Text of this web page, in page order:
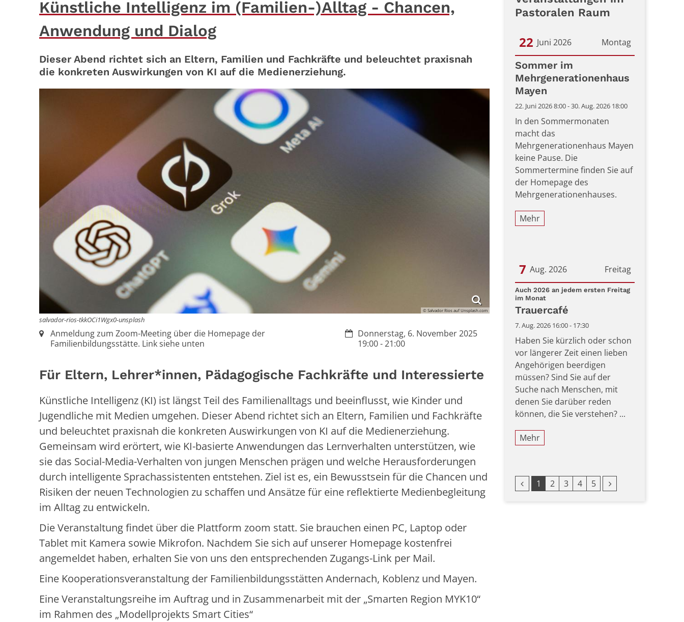
Künstliche Intelligenz im (Familien-)Alltag - Chancen,
Anwendung und Dialog
Dieser Abend richtet sich an Eltern, Familien und Fachkräfte und beleuchtet praxisnah
die konkreten Auswirkungen von KI auf die Medienerziehung.
© Salvador Rios auf Unsplash.com
salvador-rios-tkkOCi1Wgx0-unsplash
Datum:Donnerstag, 6. November 2025
19:00 - 21:00
Ort:Anmeldung zum Zoom-Meeting über die Homepage der
Familienbildungsstätte. Link siehe unten
Für Eltern, Lehrer*innen, Pädagogische Fachkräfte und Interessierte
Künstliche Intelligenz (KI) ist längst Teil des Familienalltags und beeinflusst, wie Kinder und
Jugendliche mit Medien umgehen. Dieser Abend richtet sich an Eltern, Familien und Fachkräfte
und beleuchtet praxisnah die konkreten Auswirkungen von KI auf die Medienerziehung.
Gemeinsam wird erörtert, wie KI-basierte Anwendungen das Lernverhalten unterstützen, wie
sie das Social-Media-Verhalten von jungen Menschen prägen und welche Herausforderungen
durch intelligente Sprachassistenten entstehen. Ziel ist es, ein Bewusstsein für die Chancen und
Risiken der neuen Technologien zu schaffen und Ansätze für eine reflektierte Medienbegleitung
im Alltag zu entwickeln.
Die Veranstaltung findet über die Plattform zoom statt. Sie brauchen einen PC, Laptop oder
Tablet mit Kamera sowie Mikrofon. Nachdem Sie sich auf unserer Homepage kostenfrei
angemeldet haben, erhalten Sie von uns den entsprechenden Zugangs-Link per Mail.
Eine Kooperationsveranstaltung der Familienbildungsstätten Andernach, Koblenz und Mayen.
Eine Veranstaltungsreihe im Auftrag und in Zusammenarbeit mit der „Smarten Region MYK10“
im Rahmen des „Modellprojekts Smart Cities“
Pastoralen Raum
Montag
22 Juni 2026
Datum: 22. Juni 2026
Sommer im
Mehrgenerationenhaus
Mayen
22. Juni 2026 8:00 - 30. Aug. 2026 18:00
In den Sommermonaten
macht das
Mehrgenerationenhaus Mayen
keine Pause. Die
Sommertermine finden Sie auf
der Homepage des
Mehrgenerationenhauses.
Mehr
Freitag
7 Aug. 2026
Datum: 7. August 2026
Auch 2026 an jedem ersten Freitag
im Monat:
Trauercafé
7. Aug. 2026 16:00 - 17:30
Haben Sie kürzlich oder schon
vor längerer Zeit einen lieben
Angehörigen beerdigen
müssen? Sind Sie auf der
Suche nach Menschen, mit
denen Sie darüber reden
können, die Sie verstehen? ...
Mehr
Vorherige Seite
1 2 3 4 5 Nächste Seite